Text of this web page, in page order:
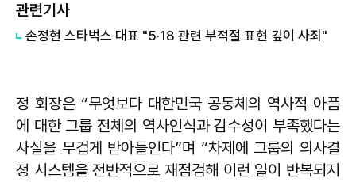
관련기사
손정현 스타벅스 대표 "5·18 관련 부적절 표현 깊이 사죄"
정 회장은 “무엇보다 대한민국 공동체의 역사적 아픔
에 대한 그룹 전체의 역사인식과 감수성이 부족했다는
사실을 무겁게 받아들인다”며 “차제에 그룹의 의사결
정 시스템을 전반적으로 재점검해 이런 일이 반복되지